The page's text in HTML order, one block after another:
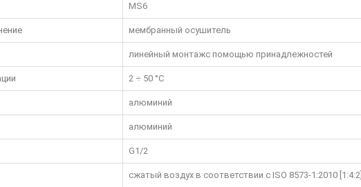
MS6
мембранный осушитель
линейный монтажс помощью принадлежностей
2 ÷ 50 °C
алюминий
алюминий
G1/2
сжатый воздух в соответствии с ISO 8573-1:2010 [1:4:2]